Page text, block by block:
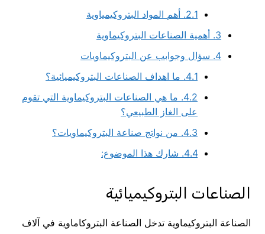
2.1. أهم المواد البتروكيمياوية
3. أهمية الصناعات البتروكيماوية
4. سؤال وجوابب عن البتروكيماويات
4.1. ما اهداف الصناعات البتروكيميائية؟
4.2. ما هي الصناعات البتروكيماوية التي تقوم
على الغاز الطبيعي؟
4.3. من نواتج صناعة البتروكيماويات؟
4.4. شارك هذا الموضوع:
الصناعات البتروكيميائية
الصناعة البتروكيماوية تدخل الصناعة البتروكاماوية في آلاف